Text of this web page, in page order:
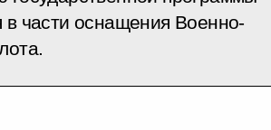
в части оснащения Военно-